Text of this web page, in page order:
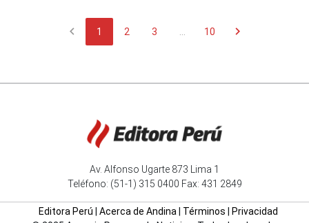
chevron_left 1 2 3 10 chevron_right
Av. Alfonso Ugarte 873 Lima 1
Teléfono: (51-1) 315 0400 Fax: 431 2849
Editora Perú Acerca de Andina Términos
Privacidad